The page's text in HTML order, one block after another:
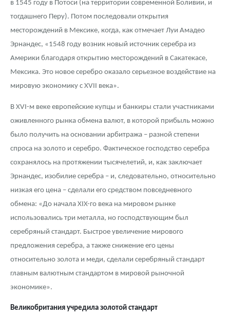
в 1545 году в Потоси (на территории современной Боливии, и
тогдашнего Перу). Потом последовали открытия
месторождений в Мексике, когда, как отмечает Луи Амадео
Эрнандес, «1548 году возник новый источник серебра из
Америки благодаря открытию месторождений в Сакатекасе,
Мексика. Это новое серебро оказало серьезное воздействие на
мировую экономику с XVII века».
В XVI-м веке европейские купцы и банкиры стали участниками
оживленного рынка обмена валют, в которой прибыль можно
было получить на основании арбитража – разной степени
спроса на золото и серебро. Фактическое господство серебра
сохранялось на протяжении тысячелетий, и, как заключает
Эрнандес, изобилие серебра – и, следовательно, относительно
низкая его цена – сделали его средством повседневного
обмена: «До начала XIX-го века на мировом рынке
использовались три металла, но господствующим был
серебряный стандарт. Быстрое увеличение мирового
предложения серебра, а также снижение его цены
относительно золота и меди, сделали серебряный стандарт
главным валютным стандартом в мировой рыночной
экономике».
Великобритания учредила золотой стандарт